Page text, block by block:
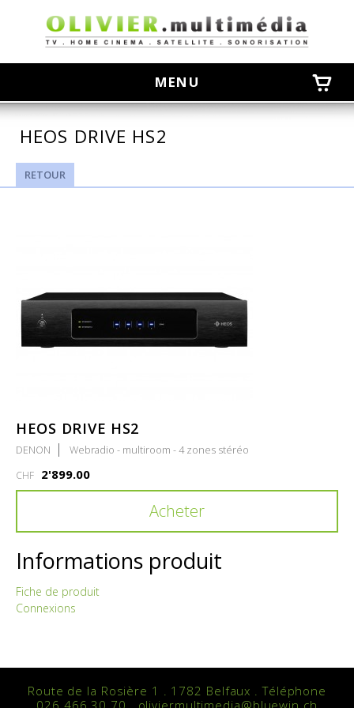
MENU
HEOS DRIVE HS2
RETOUR
HEOS DRIVE HS2
DENON
Webradio - multiroom - 4 zones stéréo
CHF 2'899.00
Acheter
Informations produit
Fiche de produit
Connexions
Route de la Rosière 1 . 1782 Belfaux . Téléphone
026 466 30 70 . oliviermultimedia@bluewin.ch